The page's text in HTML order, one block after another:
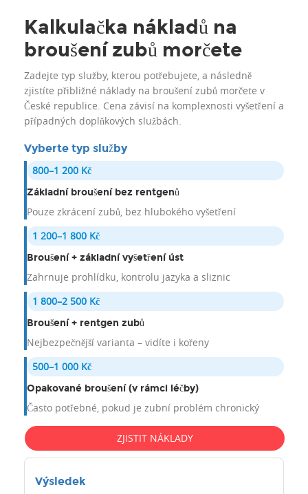
Kalkulačka nákladů na
broušení zubů morčete
Zadejte typ služby, kterou potřebujete, a následně
zjistíte přibližné náklady na broušení zubů morčete v
České republice. Cena závisí na komplexnosti vyšetření a
případných doplňkových službách.
Vyberte typ služby
800–1 200 Kč
Základní broušení bez rentgenů
Pouze zkrácení zubů, bez hlubokého vyšetření
1 200–1 800 Kč
Broušení + základní vyšetření úst
Zahrnuje prohlídku, kontrolu jazyka a sliznic
1 800–2 500 Kč
Broušení + rentgen zubů
Nejbezpečnější varianta – vidíte i kořeny
500–1 000 Kč
Opakované broušení (v rámci léčby)
Často potřebné, pokud je zubní problém chronický
ZJISTIT NÁKLADY
Výsledek